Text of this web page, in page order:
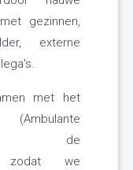
gezinnen,
externe
met het
en de
zodat we